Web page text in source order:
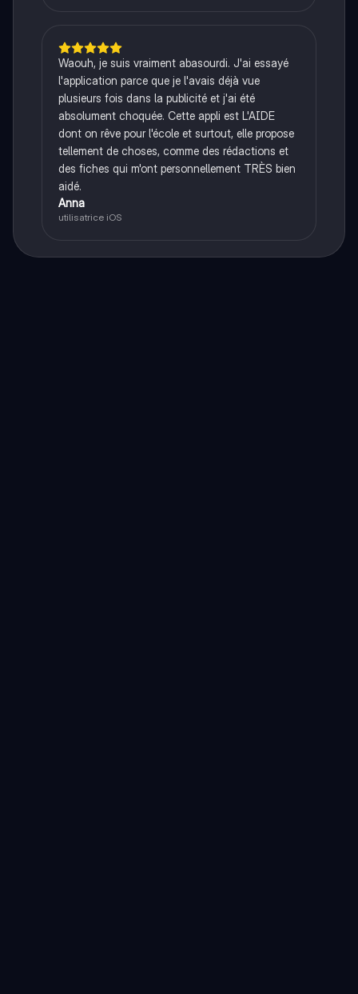
Waouh, je suis vraiment abasourdi. J'ai essayé
l'application parce que je l'avais déjà vue
plusieurs fois dans la publicité et j'ai été
absolument choquée. Cette appli est L'AIDE
dont on rêve pour l'école et surtout, elle propose
tellement de choses, comme des rédactions et
des fiches qui m'ont personnellement TRÈS bien
aidé.
Anna
utilisatrice iOS